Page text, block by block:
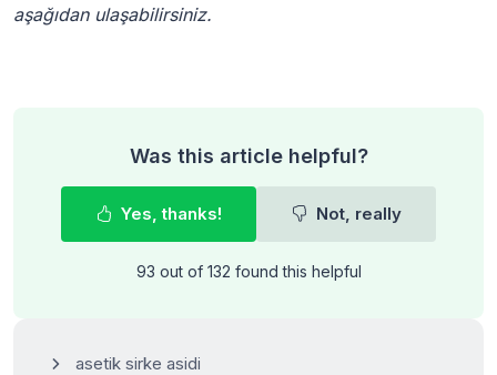
aşağıdan ulaşabilirsiniz.
Was this article helpful?
Yes, thanks! Not, really
93 out of 132 found this helpful
asetik sirke asidi